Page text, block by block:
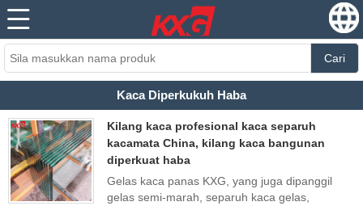
Cari
Kaca Diperkukuh Haba
Kilang kaca profesional kaca separuh
kacamata China, kilang kaca bangunan
diperkuat haba
Gelas kaca panas KXG, yang juga dipanggil
gelas semi-marah, separuh kaca gelas,